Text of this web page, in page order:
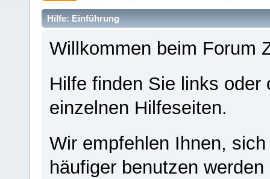
Hilfe: Einführung
Willkommen beim Forum
Hilfe finden Sie links
einzelnen Hilfeseiten.
Wir empfehlen Ihnen,
häufiger benutzen